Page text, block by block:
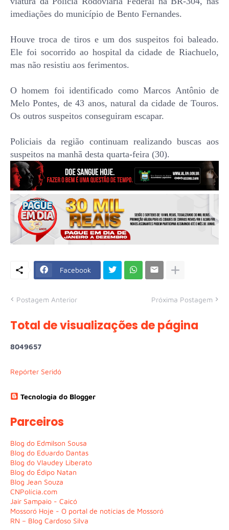
imediações do município de Bento Fernandes.
Houve troca de tiros e um dos suspeitos foi baleado.
Ele foi socorrido ao hospital da cidade de Riachuelo,
mas não resistiu aos ferimentos.
O homem foi identificado como Marcos Antônio de
Melo Pontes, de 43 anos, natural da cidade de Touros.
Os outros suspeitos conseguiram escapar.
Policiais da região continuam realizando buscas aos
suspeitos na manhã desta quarta-feira (30).
Facebook
Postagem Anterior Próxima Postagem
Total de visualizações de página
8049657
Repórter Seridó
Tecnologia do Blogger
Parceiros
Blog do Edmilson Sousa
Blog do Eduardo Dantas
Blog do Vlaudey Liberato
Blog do Édipo Natan
Blog Jean Souza
CNPolícia.com
Jair Sampaio - Caicó
Mossoró Hoje - O portal de notícias de Mossoró
RN – Blog Cardoso Silva